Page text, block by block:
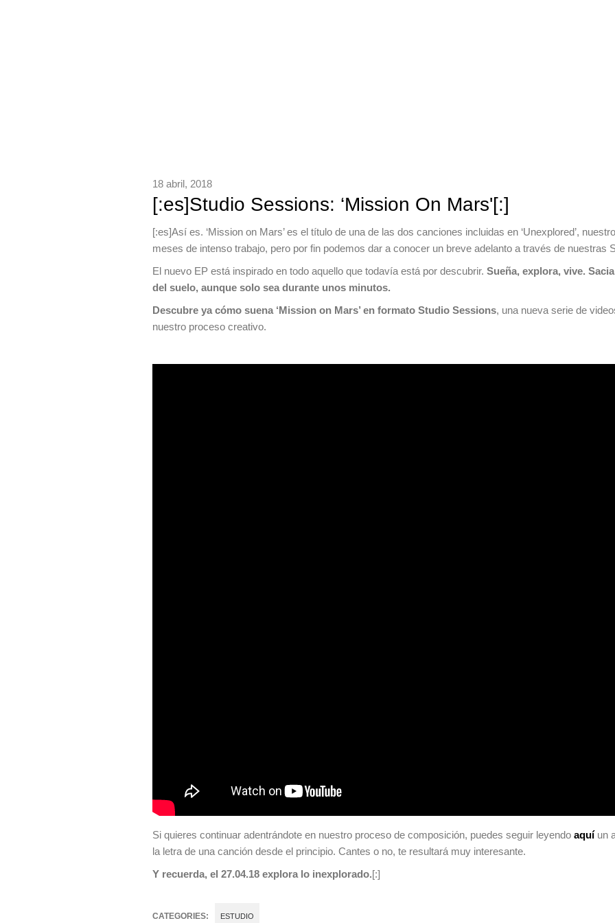
18 abril, 2018
[:es]Studio Sessions: ‘Mission On Mars'[:]
[:es]Así es. ‘Mission on Mars’ es el título de una de las dos canciones incluidas en ‘Unexplored’,
meses de intenso trabajo, pero por fin podemos dar a conocer un breve adelanto a través de nuestras
El nuevo EP está inspirado en todo aquello que todavía está por descubrir. Sueña, explora, vive.
del suelo, aunque solo sea durante unos minutos.
Descubre ya cómo suena ‘Mission on Mars’ en formato Studio Sessions, una nueva serie de
nuestro proceso creativo.
Si quieres continuar adentrándote en nuestro proceso de composición, puedes seguir leyendo aquíun
la letra de una canción desde el principio. Cantes o no, te resultará muy interesante.
Y recuerda, el 27.04.18 explora lo inexplorado.[:]
CATEGORIES: ESTUDIO